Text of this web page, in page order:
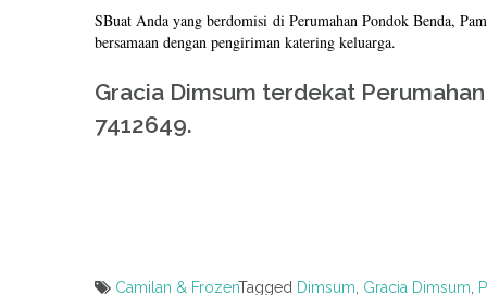
SBuat Anda yang berdomisi di Perumahan Pondok Benda,
bersamaan dengan pengiriman katering keluarga.
Gracia Dimsum terdekat
7412649.
Camilan & FrozenTagged Dimsum, Gracia Dimsum,